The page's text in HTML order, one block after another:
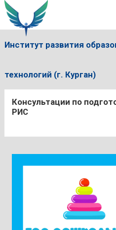
Институт развития
технологий (г. Курган)
Консультации по
РИС